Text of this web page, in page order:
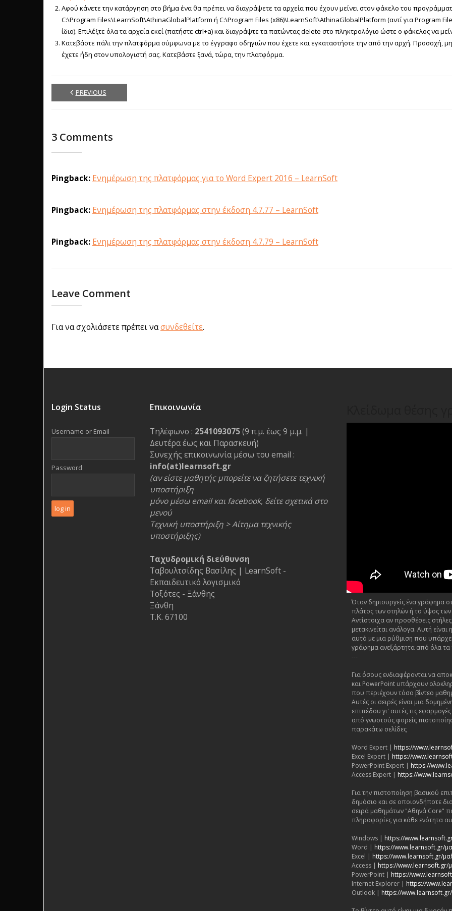
Αφού κάνετε την κατάργηση στο βήμα ένα θα πρέπει να διαγράψετε τα αρχεία που έχουν μείνει στον φάκελο του
C:\Program Files\LearnSoft\AthinaGlobalPlatform ή C:\Program Files (x86)\LearnSoft\AthinaGlobalPlatform (αντί για Program
ίδιο). Επιλέξτε όλα τα αρχεία εκεί (πατήστε ctrl+a) και διαγράψτε τα πατώντας delete στο πληκτρολόγιο ώστε ο φάκελος να
Κατεβάστε πάλι την πλατφόρμα σύμφωνα με το έγγραφο οδηγιών που έχετε και εγκαταστήστε την από την αρχή. Προσοχή,
έχετε ήδη στον υπολογιστή σας. Κατεβάστε ξανά, τώρα, την πλατφόρμα.
PREVIOUS
3 Comments
Pingback: Ενημέρωση της πλατφόρμας για το Word Expert 2016 – LearnSoft
Pingback: Ενημέρωση της πλατφόρμας στην έκδοση 4.7.77 – LearnSoft
Pingback: Ενημέρωση της πλατφόρμας στην έκδοση 4.7.79 – LearnSoft
Leave Comment
Για να σχολιάσετε πρέπει νασυνδεθείτε.
Login Status
Username or Email
Password
Επικοινωνία
Τηλέφωνο : 2541093075(9 π.μ. έως 9 μ.μ. |
Δευτέρα έως και Παρασκευή)
Συνεχής επικοινωνία μέσω του email :
info(at)learnsoft.gr
(αν είστε μαθητής μπορείτε να ζητήσετε τεχνική
υποστήριξη
μόνο μέσω email και facebook, δείτε σχετικά στο
μενού
Τεχνική υποστήριξη > Αίτημα τεχνικής
υποστήριξης)
Ταχυδρομική διεύθυνση
Ταβουλτσίδης Βασίλης | LearnSoft -
Εκπαιδευτικό λογισμικό
Τοξότες - Ξάνθης
Ξάνθη
Τ.Κ. 67100
Όταν δημιουργείς ένα γράφημα
πλάτος των στηλών ή το ύψος
Αντίστοιχα αν προσθέσεις
μετακινείται ανάλογα. Αυτή
αυτό με μια ρύθμιση που
γράφημα ανεξάρτητα από όλα
---
Για όσους ενδιαφέρονται να
και PowerPoint υπάρχουν
που περιέχουν τόσο βίντεο
Αυτές οι σειρές είναι μια
επιπέδου γι' αυτές τις
από γνωστούς φορείς
παρακάτω σελίδες
Word Expert | https://
Excel Expert | https://
PowerPoint Expert | https://
Access Expert | https://
Για την πιστοποίηση βασικού
δημόσιο και σε οποιονδήποτε
σειρά μαθημάτων "Αθηνά Core"
πληροφορίες για κάθε ενότητα
Windows | https://
Word | https://www.learnsoft.gr/
Excel | https://www.learnsoft.gr/
Access | https://www.learnsoft.gr/
PowerPoint | https://
Internet Explorer | https://
Outlook | https://